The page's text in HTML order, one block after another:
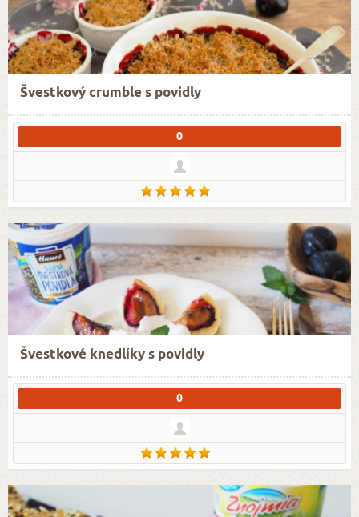
Švestkový crumble s povidly
0
Švestkové knedlíky s povidly
0